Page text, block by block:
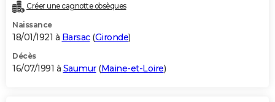
Créer une cagnotte obsèques
Naissance
18/01/1921 à Barsac(Gironde)
Décès
16/07/1991 à Saumur(Maine-et-Loire)